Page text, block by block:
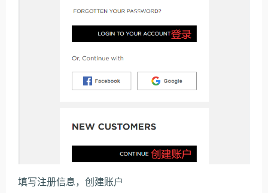
填写注册信息，创建账户